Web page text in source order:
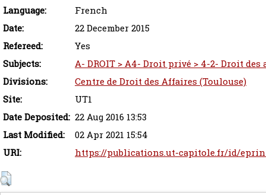
Language:
French
Date:
22 December 2015
Refereed:
Yes
Subjects:
A- DROIT > A4- Droit privé > 4-2- Droit
Divisions:
Centre de Droit des Affaires (Toulouse)
Site:
UT1
Date Deposited: 22 Aug 2016 13:53
Last Modified:
02 Apr 2021 15:54
URI:
https://publications.ut-capitole.fr/id/